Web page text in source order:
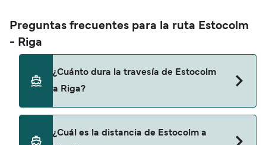
Preguntas frecuentes para la ruta Estocolm
- Riga
¿Cuánto dura la travesía de Estocolm
a Riga?
nuestro buscador de ofertas para ver rutas
¿Cuál es la distancia de Estocolm a